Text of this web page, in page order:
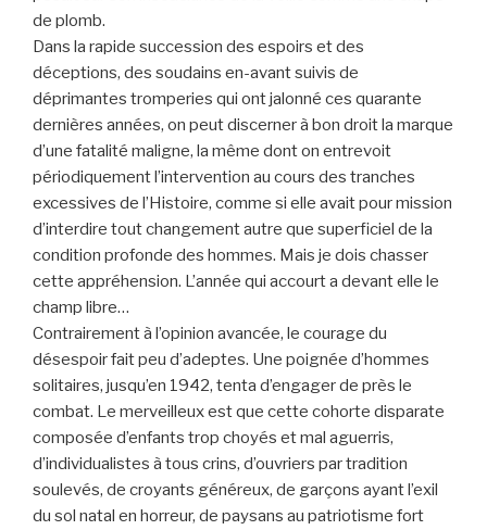
de plomb.
Dans la rapide succession des espoirs et des
déceptions, des soudains en-avant suivis de
déprimantes tromperies qui ont jalonné ces quarante
dernières années, on peut discerner à bon droit la marque
d’une fatalité maligne, la même dont on entrevoit
périodiquement l’intervention au cours des tranches
excessives de l’Histoire, comme si elle avait pour mission
d’interdire tout changement autre que superficiel de la
condition profonde des hommes. Mais je dois chasser
cette appréhension. L’année qui accourt a devant elle le
champ libre…
Contrairement à l’opinion avancée, le courage du
désespoir fait peu d’adeptes. Une poignée d’hommes
solitaires, jusqu’en 1942, tenta d’engager de près le
combat. Le merveilleux est que cette cohorte disparate
composée d’enfants trop choyés et mal aguerris,
d’individualistes à tous crins, d’ouvriers par tradition
soulevés, de croyants généreux, de garçons ayant l’exil
du sol natal en horreur, de paysans au patriotisme fort